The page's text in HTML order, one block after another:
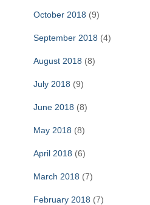
October 2018 (9)
September 2018 (4)
August 2018 (8)
July 2018 (9)
June 2018 (8)
May 2018 (8)
April 2018 (6)
March 2018 (7)
February 2018 (7)